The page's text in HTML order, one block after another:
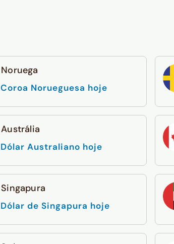
Noruega
Coroa Norueguesa hoje
Austrália
Dólar Australiano hoje
Singapura
Dólar de Singapura hoje